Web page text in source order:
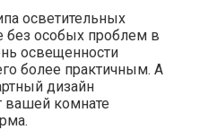
осветительных
особых проблем в
освещенности
более практичным. А
дизайн
вашей комнате